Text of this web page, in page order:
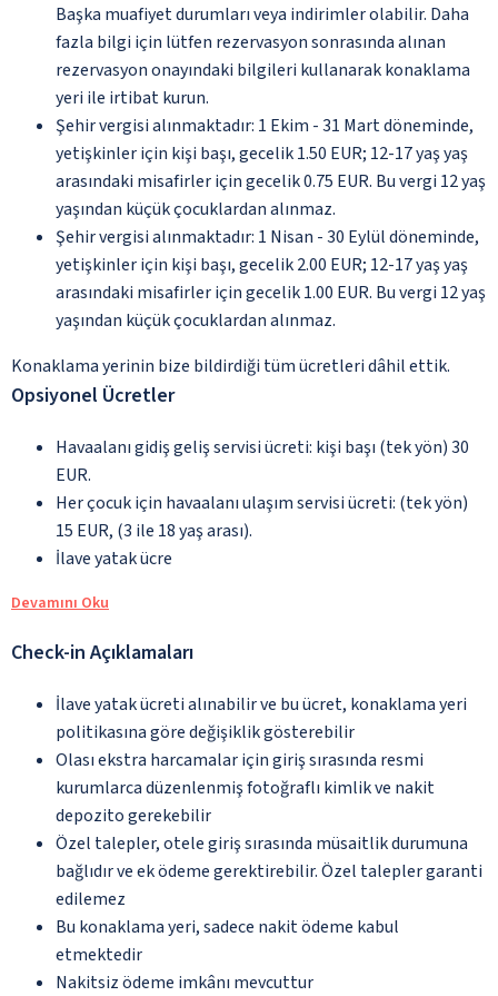
Başka muafiyet durumları veya indirimler olabilir. Daha
fazla bilgi için lütfen rezervasyon sonrasında alınan
rezervasyon onayındaki bilgileri kullanarak konaklama
yeri ile irtibat kurun.
Şehir vergisi alınmaktadır: 1 Ekim - 31 Mart döneminde,
yetişkinler için kişi başı, gecelik 1.50 EUR; 12-17 yaş yaş
arasındaki misafirler için gecelik 0.75 EUR. Bu vergi 12 yaş
yaşından küçük çocuklardan alınmaz.
Şehir vergisi alınmaktadır: 1 Nisan - 30 Eylül döneminde,
yetişkinler için kişi başı, gecelik 2.00 EUR; 12-17 yaş yaş
arasındaki misafirler için gecelik 1.00 EUR. Bu vergi 12 yaş
yaşından küçük çocuklardan alınmaz.
Konaklama yerinin bize bildirdiği tüm ücretleri dâhil ettik.
Opsiyonel Ücretler
Havaalanı gidiş geliş servisi ücreti: kişi başı (tek yön) 30
EUR.
Her çocuk için havaalanı ulaşım servisi ücreti: (tek yön)
15 EUR, (3 ile 18 yaş arası).
İlave yatak ücre
Devamını Oku
Check-in Açıklamaları
İlave yatak ücreti alınabilir ve bu ücret, konaklama yeri
politikasına göre değişiklik gösterebilir
Olası ekstra harcamalar için giriş sırasında resmi
kurumlarca düzenlenmiş fotoğraflı kimlik ve nakit
depozito gerekebilir
Özel talepler, otele giriş sırasında müsaitlik durumuna
bağlıdır ve ek ödeme gerektirebilir. Özel talepler garanti
edilemez
Bu konaklama yeri, sadece nakit ödeme kabul
etmektedir
Nakitsiz ödeme imkânı mevcuttur